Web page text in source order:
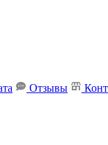
Отзывы